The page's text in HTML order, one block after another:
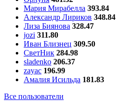
Мария Мирабелла 393.84
Александр Лириков 348.84
Лиза Биянова 328.47
jozi 311.80
Иван Близнец 309.50
СветНик 284.98
sladenko 206.37
zayac 196.99
Амалия Исильда 181.83
Все пользователи